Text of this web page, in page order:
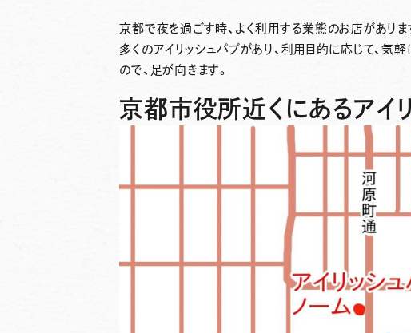
京都で夜を過ごす時、よく利用する業態のお店があり
多くのアイリッシュパブがあり、利用目的に応じて、
ので、足が向きます。
京都市役所近くにあるアイ